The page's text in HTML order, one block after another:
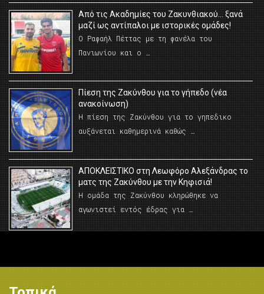
Από τις Ακαδημίες του Ζακυνθιακού… ξανά
μαζί ως αντίπαλοι με ιστορικές ομάδες!
Ο Ραφαήλ Πέττας με τη φανέλα του
Πανιωνίου και ο …
Πίεση της Ζακύνθου για το γήπεδο (νέα
ανακοίνωση)
Η πίεση της Ζακύνθου για το γηπεδικο
αυξάνεται καθημερινά καθώς …
AΠΟΚΛΕΙΣΤΙΚΟ στη Λεωφόρο Αλεξάνδρας το
ματς της Ζακύνθου με την Κηφισιά!
Η ομάδα της Ζακύνθου κληρώθηκε να
αγωνιστεί εντός έδρας για …